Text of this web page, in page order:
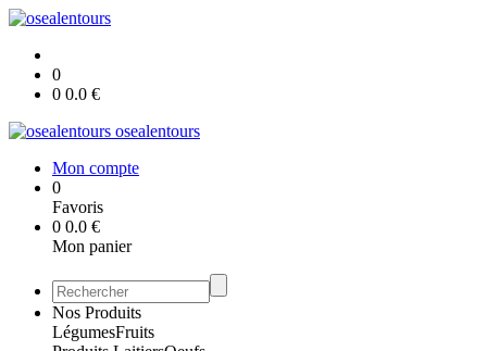
0
0 0.0 €
osealentours
Mon compte
0
Favoris
0 0.0 €
Mon panier
Nos Produits
LégumesFruits